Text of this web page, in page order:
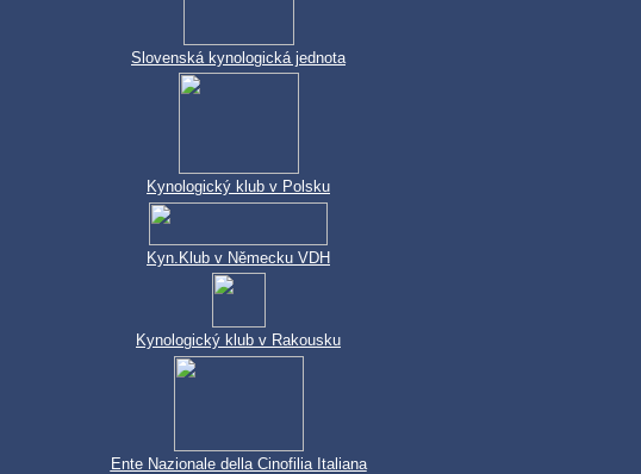
Slovenská kynologická jednota
Kynologický klub v Polsku
Kyn.Klub v Německu VDH
Kynologický klub v Rakousku
Ente Nazionale della Cinofilia Italiana